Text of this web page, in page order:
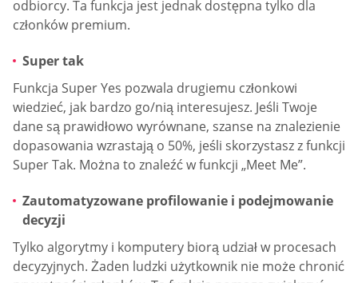
odbiorcy. Ta funkcja jest jednak dostępna tylko dla
członków premium.
Super tak
Funkcja Super Yes pozwala drugiemu członkowi
wiedzieć, jak bardzo go/nią interesujesz. Jeśli Twoje
dane są prawidłowo wyrównane, szanse na znalezienie
dopasowania wzrastają o 50%, jeśli skorzystasz z funkcji
Super Tak. Można to znaleźć w funkcji „Meet Me”.
Zautomatyzowane profilowanie i podejmowanie
decyzji
Tylko algorytmy i komputery biorą udział w procesach
decyzyjnych. Żaden ludzki użytkownik nie może chronić